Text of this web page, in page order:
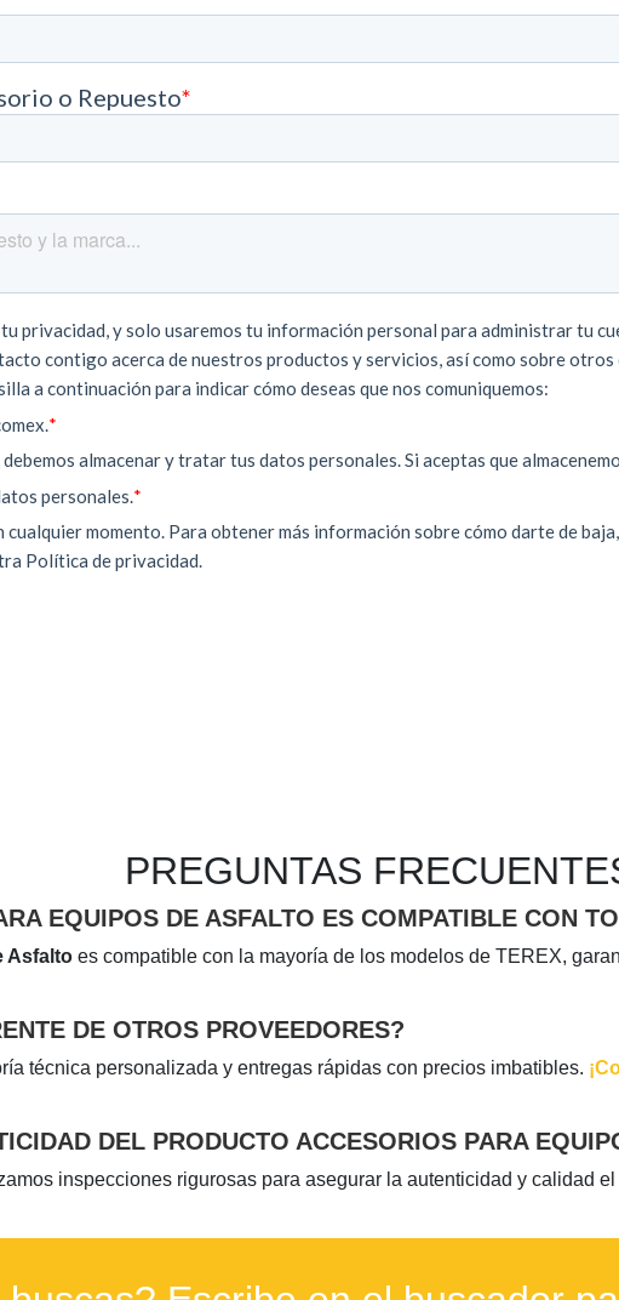
PREGUNTAS
EQUIPOS DE ASFALTO ES COMPATIBLE CON
Asfalto es compatible con la mayoría de los modelos de TEREX,
DE OTROS PROVEEDORES?
técnica personalizada y entregas rápidas con precios imbatibles.
DEL PRODUCTO ACCESORIOS PARA
inspecciones rigurosas para asegurar la autenticidad y calidad el